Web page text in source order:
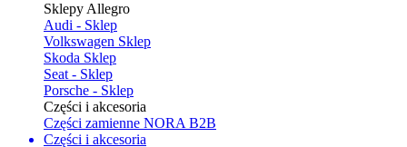
Sklepy Allegro
Audi - Sklep
Volkswagen Sklep
Skoda Sklep
Seat - Sklep
Porsche - Sklep
Części i akcesoria
Części zamienne NORA B2B
Części i akcesoria